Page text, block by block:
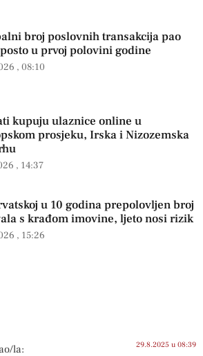
broj poslovnih transakcija pao
u prvoj polovini godine
08:10
kupuju ulaznice online u
prosjeku, Irska i Nizozemska
14:37
u 10 godina prepolovljen broj
s krađom imovine, ljeto nosi rizik
15:26
la: 29.8.2025 u 08:39